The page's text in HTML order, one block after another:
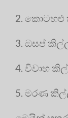
2. කොටහළු
3. ඔසප්
4. විවාහ
5. මරණ